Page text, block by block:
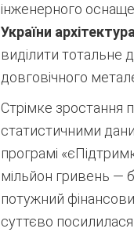
інженерного
України архітектура
виділити тотальне
довговічного
Стрімке зростання
статистичними
програмі
мільйон гривень —
потужний
суттєво